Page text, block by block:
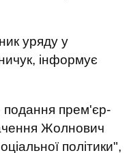
уряду у
інформує
прем'єр-
Жолнович
політики",